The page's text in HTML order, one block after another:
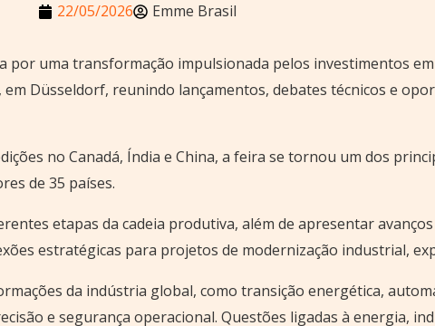
22/05/2026 Emme Brasil
por uma transformação impulsionada pelos investimentos
em Düsseldorf, reunindo lançamentos, debates técnicos e
no Canadá, Índia e China, a feira se tornou um dos
de 35 países.
etapas da cadeia produtiva, além de apresentar
estratégicas para projetos de modernização industrial,
da indústria global, como transição energética,
e segurança operacional. Questões ligadas à energia,